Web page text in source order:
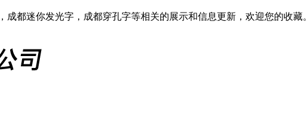
，成都迷你发光字，成都穿孔字等相关的展示和信息更新，欢迎您的收藏。